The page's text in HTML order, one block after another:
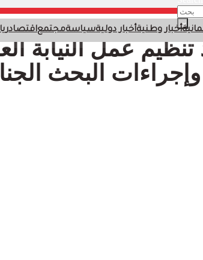
×
أخبار وطنيةأخبار دوليةسياسةمجتمعاقتصاد
عمل النيابة
البحث